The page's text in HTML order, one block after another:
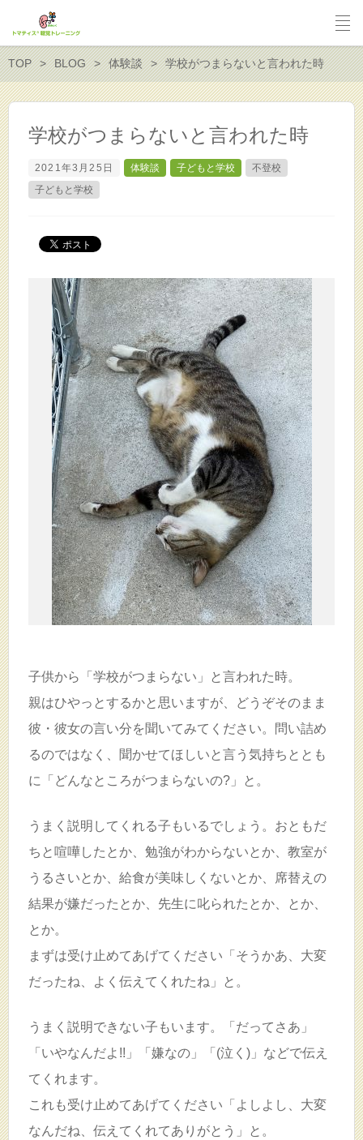
TOP BLOG 体験談 学校がつまらないと言われた時
学校がつまらないと言われた時
2021年3月25日 体験談 子どもと学校
不登校
子どもと学校
子供から「学校がつまらない」と言われた時。
親はひやっとするかと思いますが、どうぞそのまま
彼・彼女の言い分を聞いてみてください。問い詰め
るのではなく、聞かせてほしいと言う気持ちととも
に「どんなところがつまらないの?」と。
うまく説明してくれる子もいるでしょう。おともだ
ちと喧嘩したとか、勉強がわからないとか、教室が
うるさいとか、給食が美味しくないとか、席替えの
結果が嫌だったとか、先生に叱られたとか、とか、
とか。
まずは受け止めてあげてください「そうかあ、大変
だったね、よく伝えてくれたね」と。
うまく説明できない子もいます。「だってさあ」
「いやなんだよ!!」「嫌なの」「(泣く)」などで伝え
てくれます。
これも受け止めてあげてください「よしよし、大変
なんだね、伝えてくれてありがとう」と。